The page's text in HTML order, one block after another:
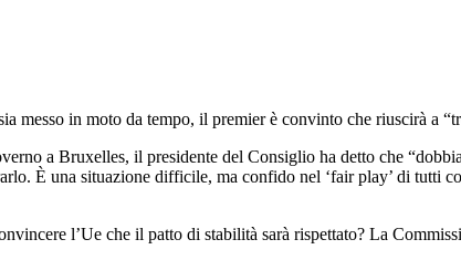
messo in moto da tempo, il premier è convinto che riuscirà a
a Bruxelles, il presidente del Consiglio ha detto che
È una situazione difficile, ma confido nel ‘fair play’ di tutti
l’Ue che il patto di stabilità sarà rispettato? La